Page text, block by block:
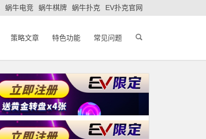
蜗牛电竞 蜗牛棋牌 蜗牛扑克 EV扑克官网
策略文章 特色功能 常见问题